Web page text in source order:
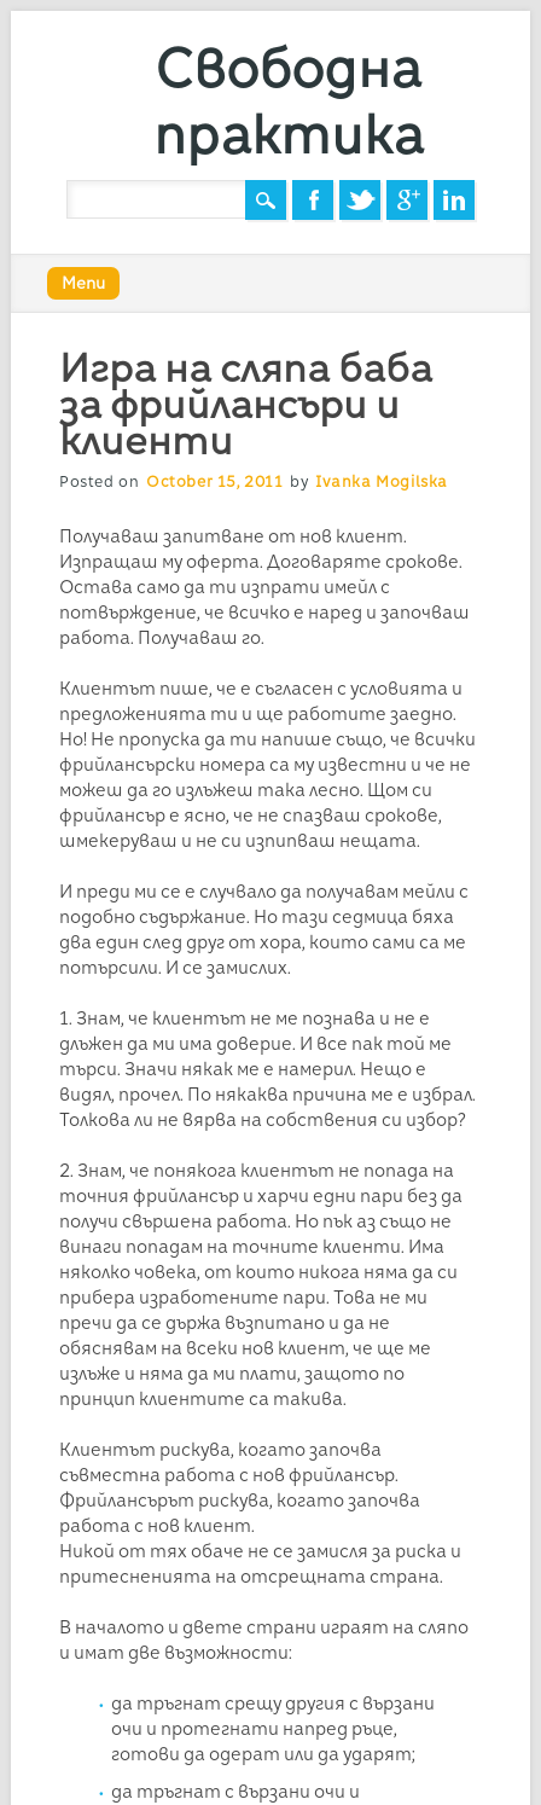
Свободна
практика
Main menu
content
Menu
Игра на сляпа баба
за фрийлансъри и
клиенти
Posted on October 15, 2011 by Ivanka Mogilska
Получаваш запитване от нов клиент.
Изпращаш му оферта. Договаряте срокове.
Остава само да ти изпрати имейл с
потвърждение, че всичко е наред и започваш
работа. Получаваш го.
Клиентът пише, че е съгласен с условията и
предложенията ти и ще работите заедно.
Но! Не пропуска да ти напише също, че всички
фрийлансърски номера са му известни и че не
можеш да го излъжеш така лесно. Щом си
фрийлансър е ясно, че не спазваш срокове,
шмекеруваш и не си изпипваш нещата.
И преди ми се е случвало да получавам мейли с
подобно съдържание. Но тази седмица бяха
два един след друг от хора, които сами са ме
потърсили. И се замислих.
1. Знам, че клиентът не ме познава и не е
длъжен да ми има доверие. И все пак той ме
търси. Значи някак ме е намерил. Нещо е
видял, прочел. По някаква причина ме е избрал.
Толкова ли не вярва на собствения си избор?
2. Знам, че понякога клиентът не попада на
точния фрийлансър и харчи едни пари без да
получи свършена работа. Но пък аз също не
винаги попадам на точните клиенти. Има
няколко човека, от които никога няма да си
прибера изработените пари. Това не ми
пречи да се държа възпитано и да не
обяснявам на всеки нов клиент, че ще ме
излъже и няма да ми плати, защото по
принцип клиентите са такива.
Клиентът рискува, когато започва
съвместна работа с нов фрийлансър.
Фрийлансърът рискува, когато започва
работа с нов клиент.
Никой от тях обаче не се замисля за риска и
притесненията на отсрещната страна.
В началото и двете страни играят на сляпо
и имат две възможности:
да тръгнат срещу другия с вързани
очи и протегнати напред ръце,
готови да одерат или да ударят;
да тръгнат с вързани очи и